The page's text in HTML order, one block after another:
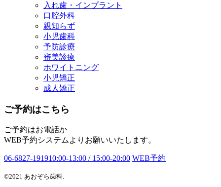
入れ歯・インプラント
口腔外科
親知らず
小児歯科
予防診療
審美診療
ホワイトニング
小児矯正
成人矯正
ご予約はこちら
ご予約はお電話か
WEB予約システムよりお願いいたします。
06-6827-191910:00-13:00 / 15:00-20:00 WEB予約
©2021 あおぞら歯科.